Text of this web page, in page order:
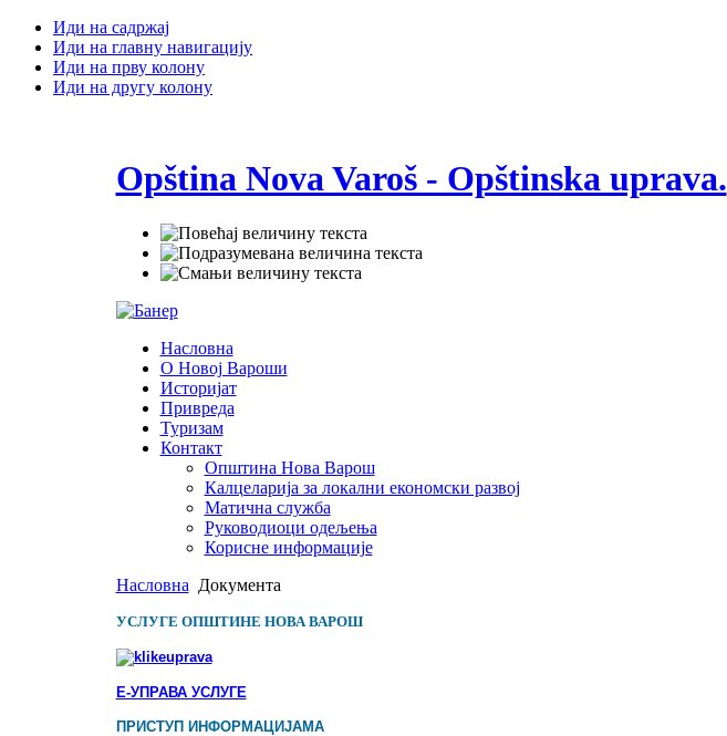
Иди на садржај
Иди на главну навигацију
Иди на прву колону
Иди на другу колону
Opština Nova Varoš - Opštinska uprava.
Насловна
О Новој Вароши
Историјат
Привреда
Туризам
Контакт
Општина Нова Варош
Калцеларија за локални економски развој
Матична служба
Руководиоци одељења
Корисне информације
Насловна Документа
УСЛУГЕ ОПШТИНЕ НОВА ВАРОШ
Е-УПРАВА УСЛУГЕ
ПРИСТУП ИНФОРМАЦИЈАМА